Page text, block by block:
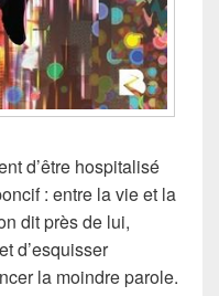
d’être hospitalisé
: entre la vie et la
dit près de lui,
d’esquisser
la moindre parole.